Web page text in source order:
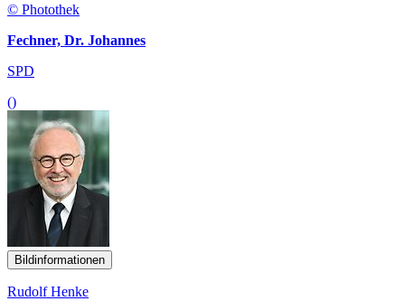
© Photothek
Fechner, Dr. Johannes
SPD
()
Bildinformationen
Rudolf Henke